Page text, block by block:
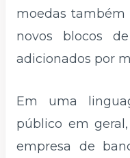
moedas também
novos blocos
adicionados por
Em uma
público em
empresa de